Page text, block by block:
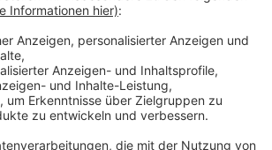
zu Stande. Bei "Wenn Du Mich
Song auf dem Album, hatte
Song schon fertig geschrieben. Als
Hängematte lag, kam ihm die
Kontra K gut zu dem Song
bei "Farben Leuchten Schwarz"
Fan des 1. FC Kaiserslautern an